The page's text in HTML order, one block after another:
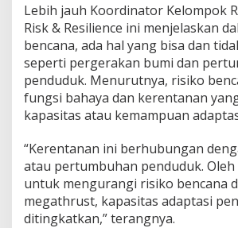
A
p
a
Y
a
n
g
A
a
n
T
e
r
j
Lebih jauh Koordinator Kelompok
Risk & Resilience ini menjelaskan
bencana, ada hal yang bisa dan
seperti pergerakan bumi dan
penduduk. Menurutnya, risiko
fungsi bahaya dan kerentanan
kapasitas atau kemampuan
“Kerentanan ini berhubungan
atau pertumbuhan penduduk.
untuk mengurangi risiko bencana
megathrust, kapasitas adaptasi
ditingkatkan,” terangnya.